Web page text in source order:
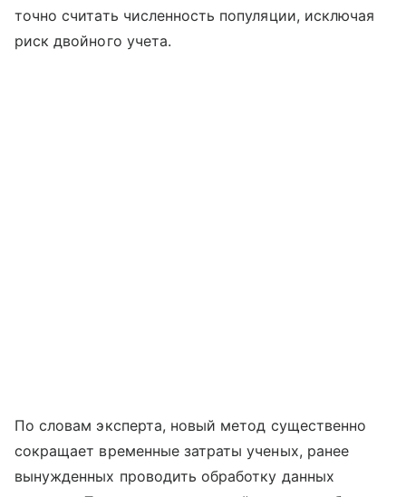
точно считать численность популяции, исключая
риск двойного учета.
По словам эксперта, новый метод существенно
сокращает временные затраты ученых, ранее
вынужденных проводить обработку данных